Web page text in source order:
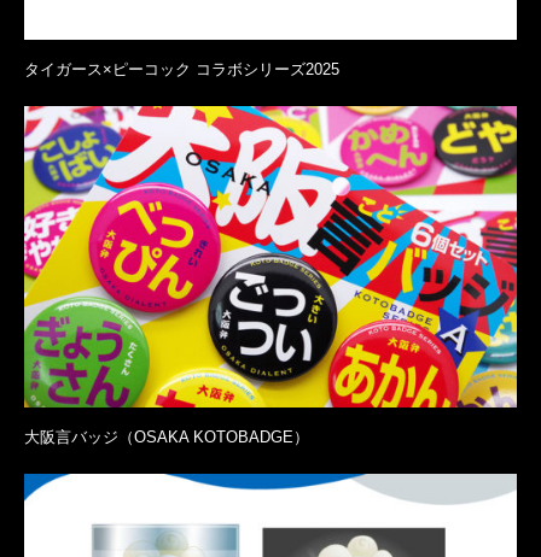
タイガース×ピーコック コラボシリーズ2025
大阪言バッジ（OSAKA KOTOBADGE）